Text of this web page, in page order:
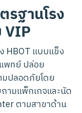
รฐานโรง
VIP
HBOT แบบแข็ง
พทย์ ปล่อย
มปลอดภัยโดย
ามแพ็กเกจและนัด
ตามสาขาด้าน